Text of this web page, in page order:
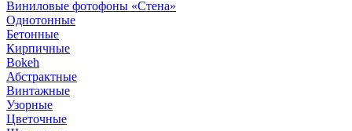
Виниловые фотофоны «Стена»
Однотонные
Бетонные
Кирпичные
Bokeh
Абстрактные
Винтажные
Узорные
Цветочные